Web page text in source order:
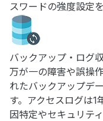
スワードの強度設定
バックアップ・ログ
万が一の障害や誤操
れたバックアップデ
す。アクセスログは
因特定やセキュリテ